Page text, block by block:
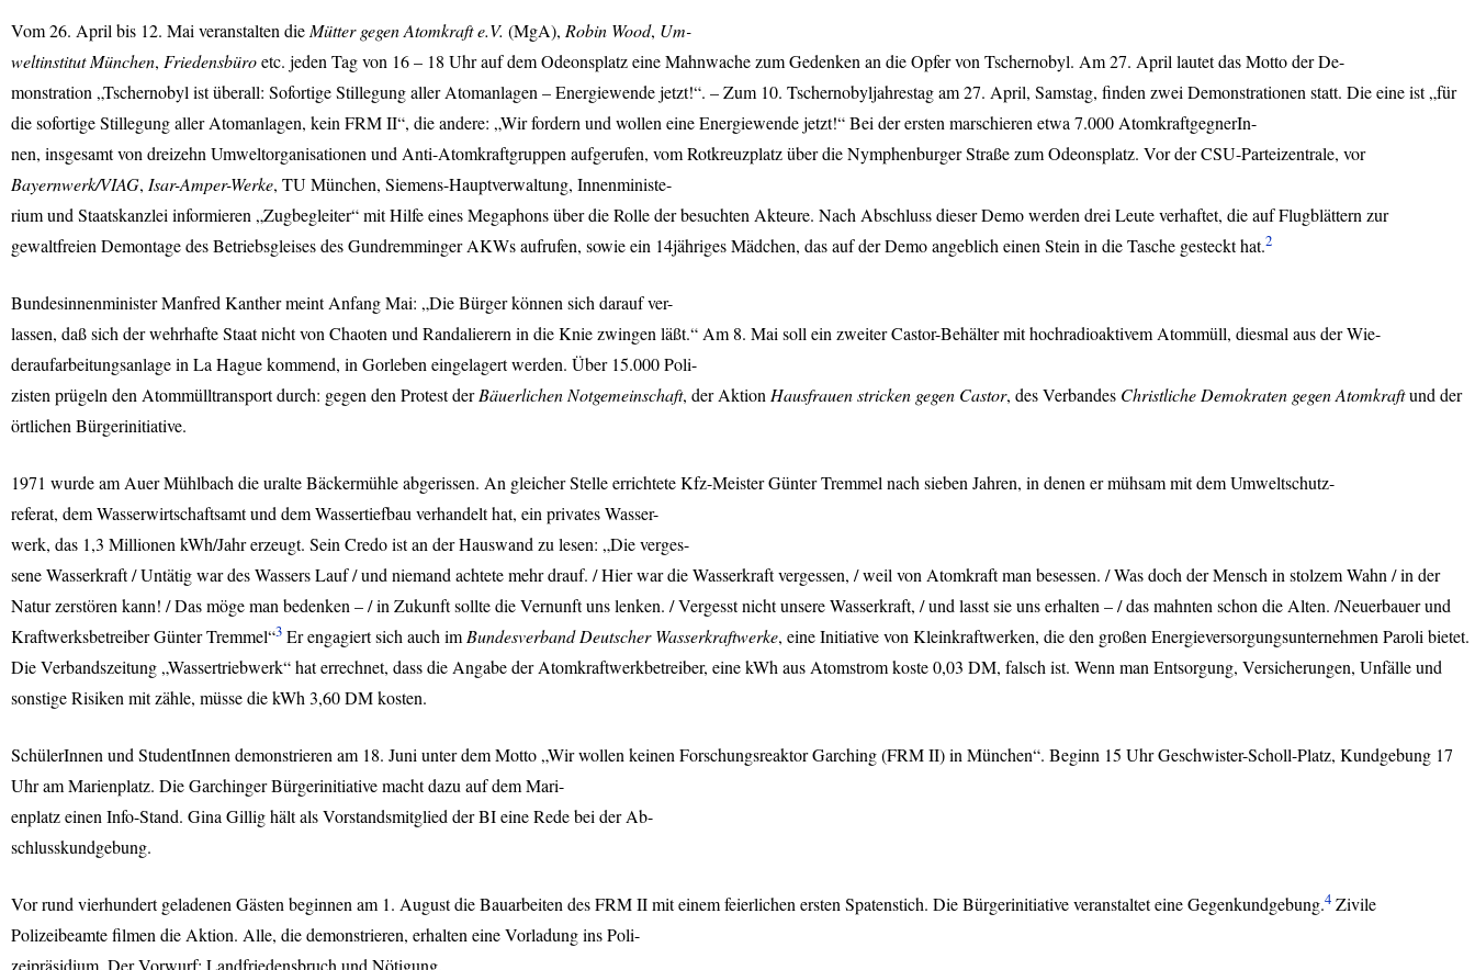
Vom 26. April bis 12. Mai veranstalten die Mütter gegen Atomkraft e.V. (MgA), Robin Wood, Um-
weltinstitut München, Friedensbüroetc. jeden Tag von 16 – 18 Uhr auf dem Odeonsplatz eine Mahnwache zum Gedenken an die Opfer von Tschernobyl. Am 27. April lautet das Motto der De-
monstration „Tschernobyl ist überall: Sofortige Stillegung aller Atomanlagen – Energiewende jetzt!“. – Zum 10. Tschernobyljahrestag am 27. April, Samstag, finden zwei Demonstrationen statt. Die eine ist „für
die sofortige Stillegung aller Atomanlagen, kein FRMII“, die andere: „Wir fordern und wollen eine Energiewende jetzt!“ Bei der ersten marschieren etwa 7.000 AtomkraftgegnerIn-
nen, insgesamt von dreizehn Umweltorganisationen und Anti-Atomkraftgruppen aufgerufen, vom Rotkreuzplatz über die Nymphenburger Straße zum Odeonsplatz. Vor derCSU-Parteizentrale, vor
Bayernwerk/VIAG, Isar-Amper-Werke, TU München, Siemens-Hauptverwaltung, Innenministe-
rium und Staatskanzlei informieren „Zugbegleiter“ mit Hilfe eines Megaphons über die Rolle der besuchten Akteure. Nach Abschluss dieser Demo werden drei Leute verhaftet, die auf Flugblättern zur
gewaltfreien Demontage des Betriebsgleises des Gundremminger AKWs aufrufen, sowie ein 14jähriges Mädchen, das auf der Demo angeblich einen Stein in die Tasche gesteckt hat.2
Bundesinnenminister Manfred Kanther meint Anfang Mai: „Die Bürger können sich darauf ver-
lassen, daß sich der wehrhafte Staat nicht von Chaoten und Randalierern in die Knie zwingen läßt.“ Am 8. Mai soll ein zweiter Castor-Behälter mit hochradioaktivem Atommüll, diesmal aus der Wie-
deraufarbeitungsanlage in La Hague kommend, in Gorleben eingelagert werden. Über 15.000 Poli-
zisten prügeln den Atommülltransport durch: gegen den Protest derBäuerlichen Notgemeinschaft, der Aktion Hausfrauen stricken gegen Castor, des Verbandes Christliche Demokraten gegen Atomkraftund der
örtlichen Bürgerinitiative.
1971 wurde am Auer Mühlbach die uralte Bäckermühle abgerissen. An gleicher Stelle errichtete Kfz-Meister Günter Tremmel nach sieben Jahren, in denen er mühsam mit dem Umweltschutz-
referat, dem Wasserwirtschaftsamt und dem Wassertiefbau verhandelt hat, ein privates Wasser-
werk, das 1,3 Millionen kWh/Jahr erzeugt. Sein Credo ist an der Hauswand zu lesen: „Die verges-
sene Wasserkraft / Untätig war des Wassers Lauf / und niemand achtete mehr drauf. / Hier war die Wasserkraft vergessen, / weil von Atomkraft man besessen. / Was doch der Mensch in stolzem Wahn / in der
Natur zerstören kann! / Das möge man bedenken – / in Zukunft sollte die Vernunft uns lenken. / Vergesst nicht unsere Wasserkraft, / und lasst sie uns erhalten – / das mahnten schon die Alten. /Neuerbauer und
Kraftwerksbetreiber Günter Tremmel“3 Er engagiert sich auch im Bundesverband Deutscher Wasserkraftwerke, eine Initiative von Kleinkraftwerken, die den großen Energieversorgungsunternehmen Paroli bietet.
Die Verbandszeitung „Wassertriebwerk“ hat errechnet, dass die Angabe der Atomkraftwerkbetreiber, eine kWh aus Atomstrom koste 0,03 DM, falsch ist. Wenn man Entsorgung, Versicherungen, Unfälle und
sonstige Risiken mit zähle, müsse die kWh 3,60 DM kosten.
SchülerInnen und StudentInnen demonstrieren am 18. Juni unter dem Motto „Wir wollen keinen Forschungsreaktor Garching (FRMII) in München“. Beginn 15 Uhr Geschwister-Scholl-Platz, Kundgebung 17
Uhr am Marienplatz. Die Garchinger Bürgerinitiative macht dazu auf dem Mari-
enplatz einen Info-Stand. Gina Gillig hält als Vorstandsmitglied der BI eine Rede bei der Ab-
schlusskundgebung.
Vor rund vierhundert geladenen Gästen beginnen am 1. August die Bauarbeiten desFRMII mit einem feierlichen ersten Spatenstich. Die Bürgerinitiative veranstaltet eine Gegenkundgebung.4 Zivile
Polizeibeamte filmen die Aktion. Alle, die demonstrieren, erhalten eine Vorladung ins Poli-
zeipräsidium. Der Vorwurf: Landfriedensbruch und Nötigung.